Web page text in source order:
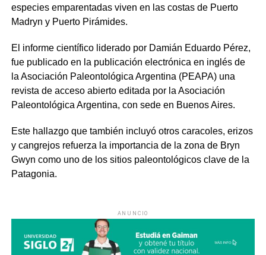
especies emparentadas viven en las costas de Puerto
Madryn y Puerto Pirámides.
El informe científico liderado por Damián Eduardo Pérez,
fue publicado en la publicación electrónica en inglés de
la Asociación Paleontológica Argentina (PEAPA) una
revista de acceso abierto editada por la Asociación
Paleontológica Argentina, con sede en Buenos Aires.
Este hallazgo que también incluyó otros caracoles, erizos
y cangrejos refuerza la importancia de la zona de Bryn
Gwyn como uno de los sitios paleontológicos clave de la
Patagonia.
ANUNCIO